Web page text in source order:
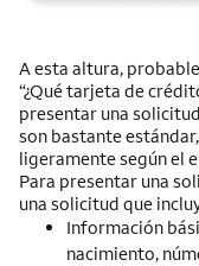
A esta altura,
“¿Qué tarjeta de
presentar una
son bastante
ligeramente según el
Para presentar una
una solicitud que
Información
nacimiento,